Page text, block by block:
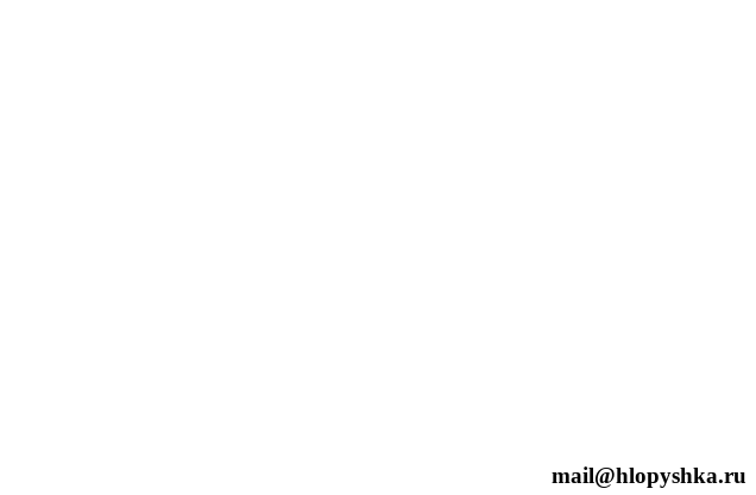
mail@hlopyshka.ru